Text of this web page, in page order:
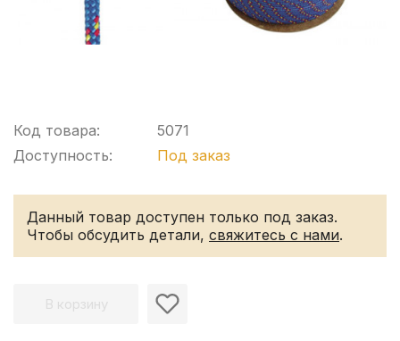
Код товара:
Доступность:
5071
Под заказ
Данный товар доступен только под заказ.
Чтобы обсудить детали, свяжитесь с нами.
В корзину